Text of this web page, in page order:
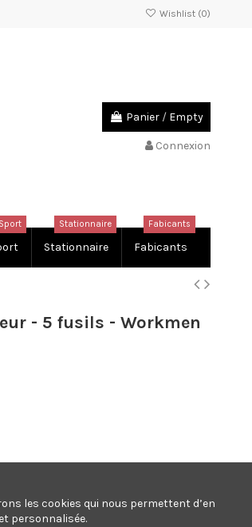
Wishlist (0)
Panier / Empty
Connexion
Sport
Stationnaire
Stationnaire
Fabicants
Fabicants
- 5 fusils - Workmen
les cookies qui nous permettent d’en
personnalisée.